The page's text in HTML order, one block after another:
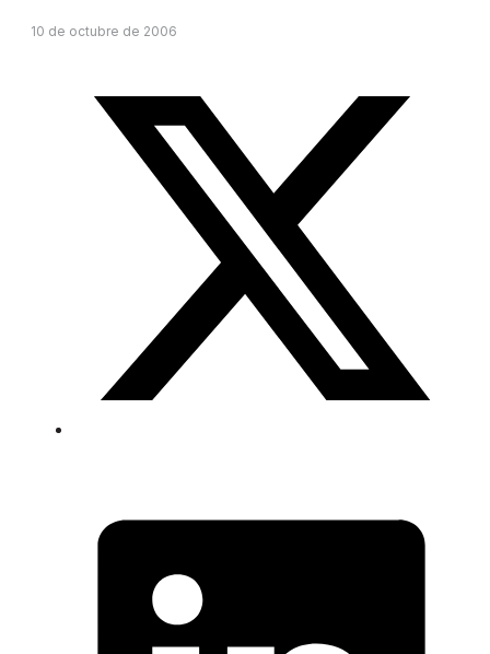
10 de octubre de 2006